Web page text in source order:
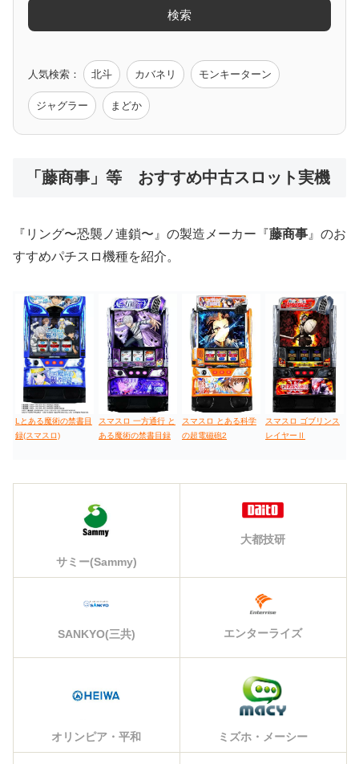
モンハン バイオ ペルソナ
検索
人気検索： 北斗 カバネリ モンキーターン
ジャグラー まどか
「藤商事」等 おすすめ中古スロット実機
『リング〜恐襲ノ連鎖〜』の製造メーカー『藤商事 』のお
すすめパチスロ機種を紹介。
Lとある魔術の禁書目
録(スマスロ)
スマスロ 一方通行 と
ある魔術の禁書目録
スマスロ とある科学
の超電磁砲2
スマスロ ゴブリンス
レイヤーⅡ
サミー(Sammy)
大都技研
SANKYO(三共) エンターライズ
オリンピア・平和 ミズホ・メーシー